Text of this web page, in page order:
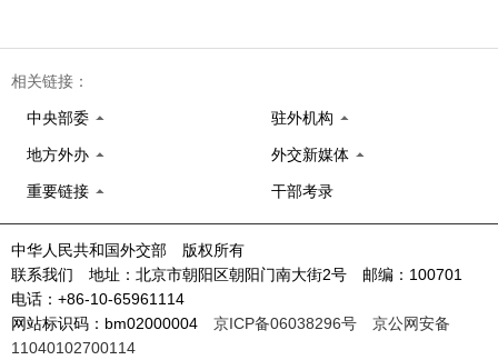
相关链接：
中央部委 驻外机构
地方外办 外交新媒体
重要链接 干部考录
中华人民共和国外交部 版权所有
联系我们 地址：北京市朝阳区朝阳门南大街2号 邮编：100701
电话：+86-10-65961114
网站标识码：bm02000004 京ICP备06038296号
京公网安备
11040102700114